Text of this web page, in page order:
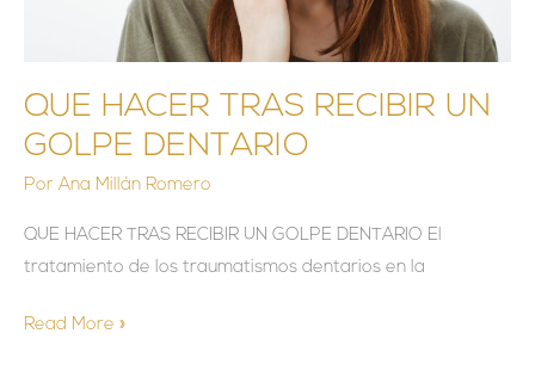
QUE HACER TRAS RECIBIR UN
GOLPE DENTARIO
Por Ana Millán Romero
QUE HACER TRAS RECIBIR UN GOLPE DENTARIO El
tratamiento de los traumatismos dentarios en la
Read More »